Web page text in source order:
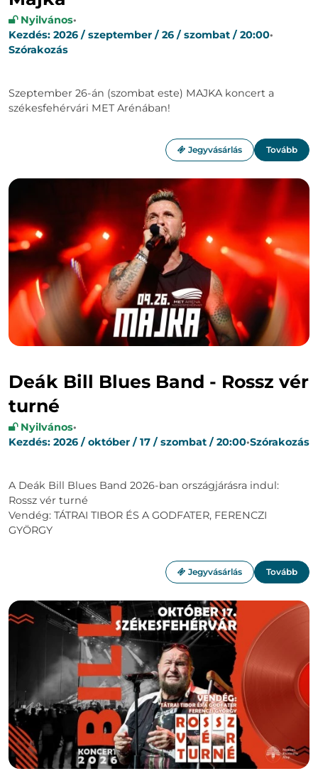
Nyilvános·
Kezdés: 2026 / szeptember / 26 / szombat / 20:00·
Szórakozás
Szeptember 26-án (szombat este) MAJKA koncert a
székesfehérvári MET Arénában!
Jegyvásárlás Tovább
Deák Bill Blues Band - Rossz vér
turné
Nyilvános·
Kezdés: 2026 / október / 17 / szombat / 20:00·Szórakozás
A Deák Bill Blues Band 2026-ban országjárásra indul:
Rossz vér turné
Vendég: TÁTRAI TIBOR ÉS A GODFATER, FERENCZI
GYÖRGY
Jegyvásárlás Tovább